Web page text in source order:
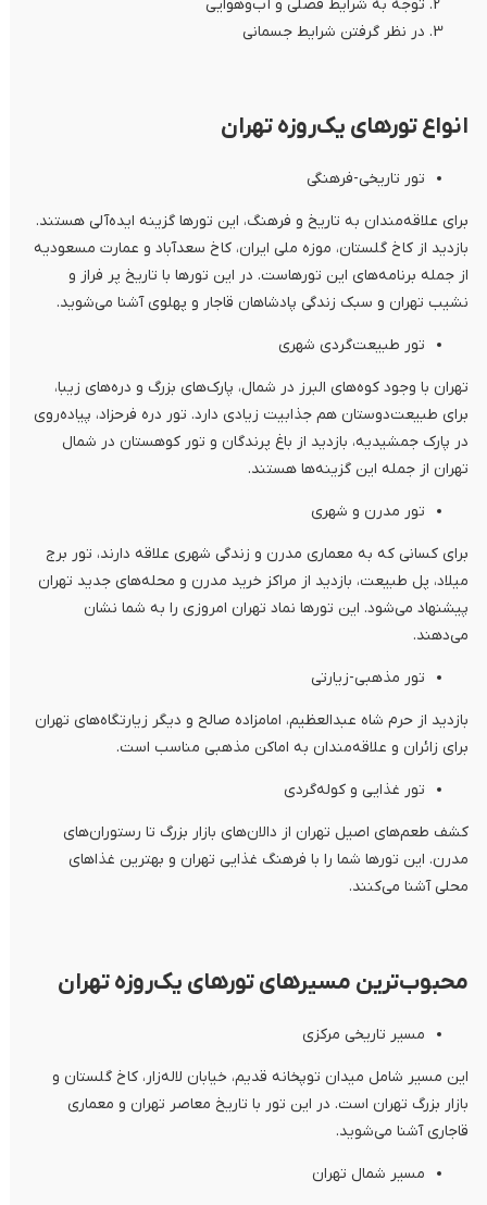
توجه به شرایط فصلی و آب‌وهوایی
در نظر گرفتن شرایط جسمانی
انواع تورهای یک‌روزه تهران
تور تاریخی-فرهنگی
برای علاقه‌مندان به تاریخ و فرهنگ، این تورها گزینه ایده‌آلی هستند.
بازدید از کاخ گلستان، موزه ملی ایران، کاخ سعدآباد و عمارت مسعودیه
از جمله برنامه‌های این تورهاست. در این تورها با تاریخ پر فراز و
نشیب تهران و سبک زندگی پادشاهان قاجار و پهلوی آشنا می‌شوید.
تور طبیعت‌گردی شهری
تهران با وجود کوه‌های البرز در شمال، پارک‌های بزرگ و دره‌های زیبا،
برای طبیعت‌دوستان هم جذابیت زیادی دارد. تور دره فرحزاد، پیاده‌روی
در پارک جمشیدیه، بازدید از باغ پرندگان و تور کوهستان در شمال
تهران از جمله این گزینه‌ها هستند.
تور مدرن و شهری
برای کسانی که به معماری مدرن و زندگی شهری علاقه دارند، تور برج
میلاد، پل طبیعت، بازدید از مراکز خرید مدرن و محله‌های جدید تهران
پیشنهاد می‌شود. این تورها نماد تهران امروزی را به شما نشان
می‌دهند.
تور مذهبی-زیارتی
بازدید از حرم شاه عبدالعظیم، امامزاده صالح و دیگر زیارتگاه‌های تهران
برای زائران و علاقه‌مندان به اماکن مذهبی مناسب است.
تور غذایی و کوله‌گردی
کشف طعم‌های اصیل تهران از دالان‌های بازار بزرگ تا رستوران‌های
مدرن. این تورها شما را با فرهنگ غذایی تهران و بهترین غذاهای
محلی آشنا می‌کنند.
محبوب‌ترین مسیرهای تورهای یک‌روزه تهران
مسیر تاریخی مرکزی
این مسیر شامل میدان توپخانه قدیم، خیابان لاله‌زار، کاخ گلستان و
بازار بزرگ تهران است. در این تور با تاریخ معاصر تهران و معماری
قاجاری آشنا می‌شوید.
مسیر شمال تهران